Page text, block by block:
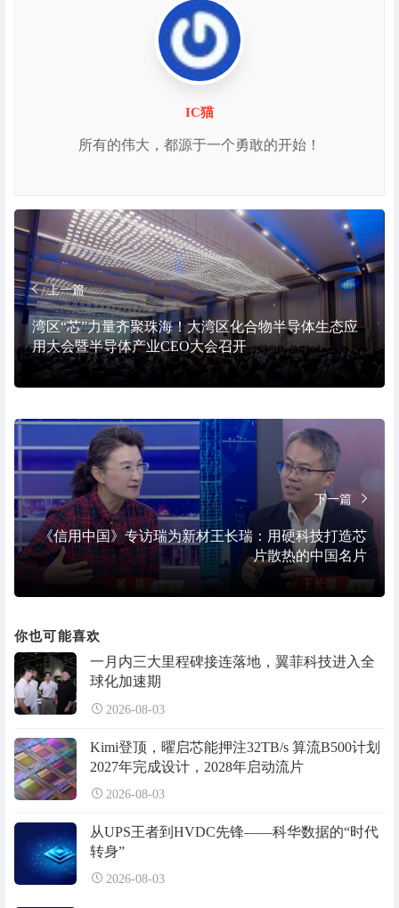
IC猫
所有的伟大，都源于一个勇敢的开始！
上一篇
湾区“芯”力量齐聚珠海！大湾区化合物半导体生态应
用大会暨半导体产业CEO大会召开
下一篇
《信用中国》专访瑞为新材王长瑞：用硬科技打造芯
片散热的中国名片
你也可能喜欢
一月内三大里程碑接连落地，翼菲科技进入全
球化加速期
2026-08-03
Kimi登顶，曜启芯能押注32TB/s 算流B500计划
2027年完成设计，2028年启动流片
2026-08-03
从UPS王者到HVDC先锋——科华数据的“时代
转身”
2026-08-03